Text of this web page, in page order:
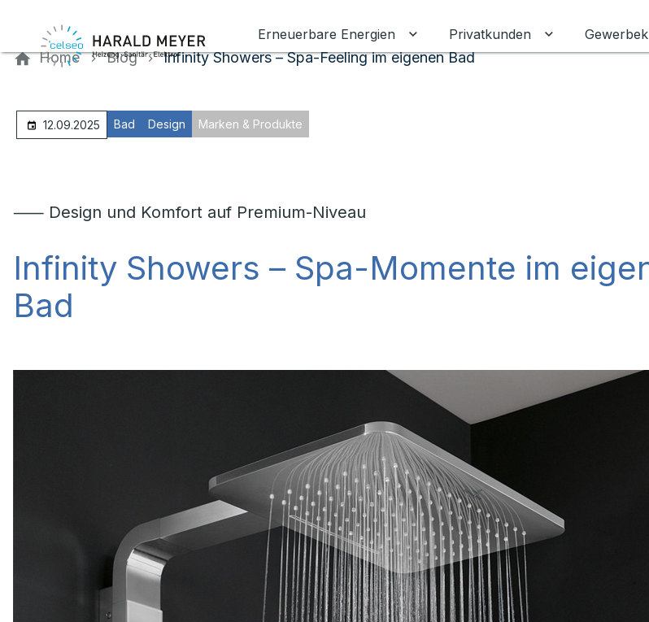
Erneuerbare Energien
Untermenü für Erneuerbare Energien
Privatkunden Untermenü für
Home Blog Infinity Showers – Spa-Feeling im eigenen Bad
12.09.2025 Bad Design Marken & Produkte
⸺ Design und Komfort auf Premium-Niveau
Infinity Showers – Spa-Momente im
Bad